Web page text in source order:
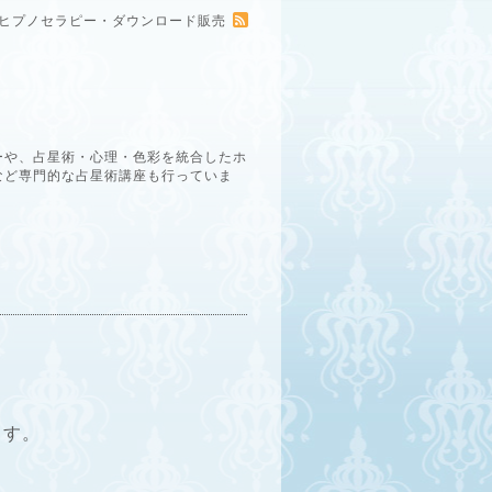
ノセラピー・ダウンロード販売
、占星術・心理・色彩を統合したホ
専門的な占星術講座も行っていま
。